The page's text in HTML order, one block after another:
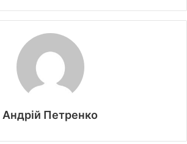
Андрій Петренко